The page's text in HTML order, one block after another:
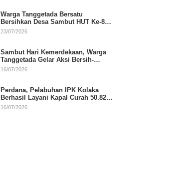
Warga Tanggetada Bersatu
Bersihkan Desa Sambut HUT Ke-81
RI
23/07/2026
Sambut Hari Kemerdekaan, Warga
Tanggetada Gelar Aksi Bersih-
Bersih Desa
16/07/2026
Perdana, Pelabuhan IPK Kolaka
Berhasil Layani Kapal Curah 50.820
Ton
16/07/2026